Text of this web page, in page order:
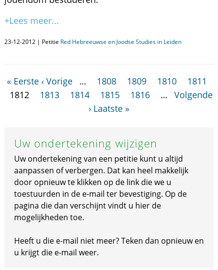
+Lees meer...
23-12-2012 | Petitie Red Hebreeuwse en Joodse Studies in Leiden
« Eerste ‹ Vorige … 1808 1809 1810
1811
1812
1813 1814 1815 1816 …
Volgende
› Laatste »
Uw ondertekening wijzigen
Uw ondertekening van een petitie kunt u altijd
aanpassen of verbergen. Dat kan heel makkelijk
door opnieuw te klikken op de link die we u
toestuurden in de e-mail ter bevestiging. Op de
pagina die dan verschijnt vindt u hier de
mogelijkheden toe.
Heeft u die e-mail niet meer? Teken dan opnieuw en
u krijgt die e-mail weer.